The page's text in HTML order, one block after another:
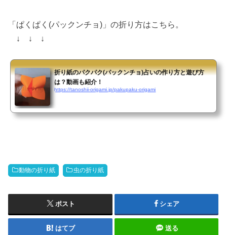
「ぱくぱく(パックンチョ)」の折り方はこちら。
↓ ↓ ↓
折り紙のパクパク(パックンチョ)占いの作り方と遊び方
は？動画も紹介！
https://tanoshii-origami.jp/pakupaku-origami
動物の折り紙 虫の折り紙
ポスト シェア
はてブ 送る